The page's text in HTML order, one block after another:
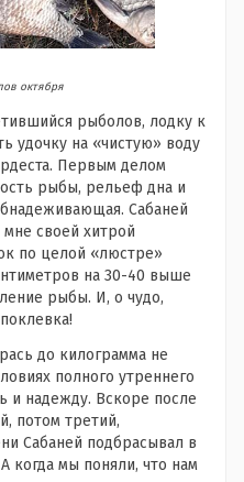
октября
рыболов, лодку к
удочку на «чистую» воду
Первым делом
рыбы, рельеф дна и
Сабаней
своей хитрой
по целой «люстре»
на 30-40 выше
рыбы. И, о чудо,
до килограмма не
полного утреннего
и надежду. Вскоре после
потом третий,
Сабаней подбрасывал в
когда мы поняли, что нам